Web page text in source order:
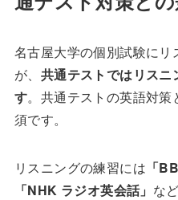
名古屋大学の個別試験に
が、 共通テストではリスニ
す。共通テストの英語対
須です。
リスニングの練習には 「
「NHK ラジオ英会話」 な